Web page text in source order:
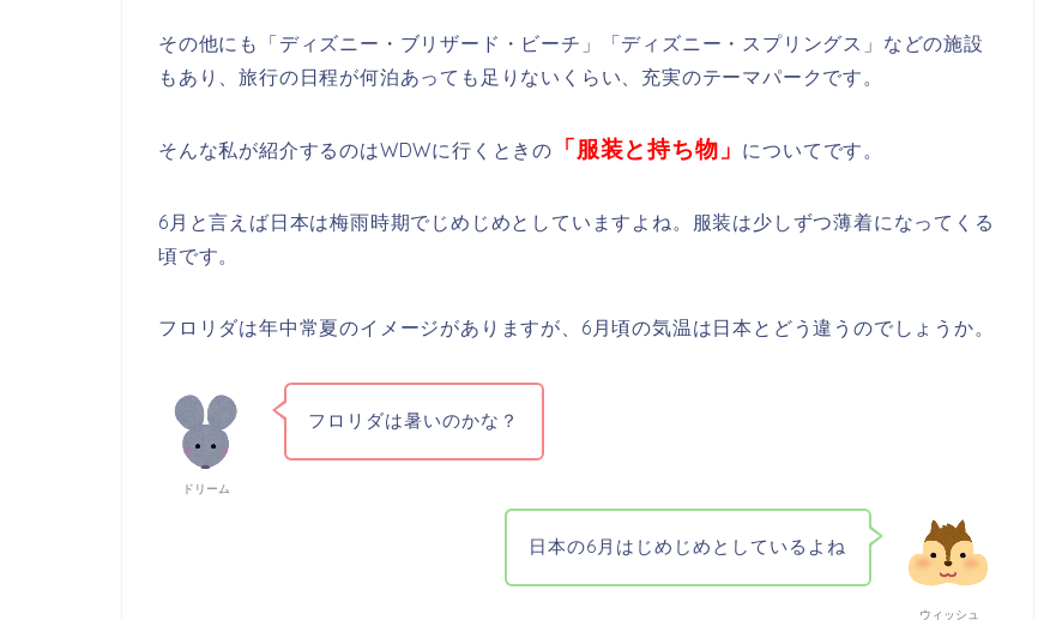
その他にも「ディズニー・ブリザード・ビーチ」「ディズニー・スプリングス」などの施設
もあり、旅行の日程が何泊あっても足りないくらい、充実のテーマパークです。
そんな私が紹介するのはWDWに行くときの 「服装と持ち物」 についてです。
6月と言えば日本は梅雨時期でじめじめとしていますよね。服装は少しずつ薄着になってくる
頃です。
フロリダは年中常夏のイメージがありますが、6月頃の気温は日本とどう違うのでしょうか。
ドリーム
フロリダは暑いのかな？
ウィッシュ
日本の6月はじめじめとしているよね